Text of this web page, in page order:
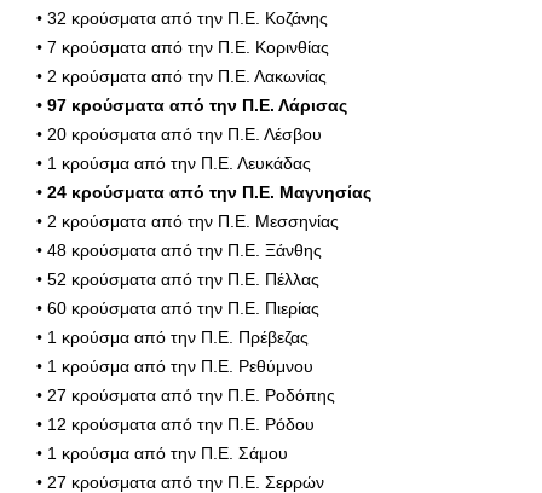
• 32 κρούσματα από την Π.Ε. Κοζάνης
• 7 κρούσματα από την Π.Ε. Κορινθίας
• 2 κρούσματα από την Π.Ε. Λακωνίας
• 97 κρούσματα από την Π.Ε. Λάρισας
• 20 κρούσματα από την Π.Ε. Λέσβου
• 1 κρούσμα από την Π.Ε. Λευκάδας
• 24 κρούσματα από την Π.Ε. Μαγνησίας
• 2 κρούσματα από την Π.Ε. Μεσσηνίας
• 48 κρούσματα από την Π.Ε. Ξάνθης
• 52 κρούσματα από την Π.Ε. Πέλλας
• 60 κρούσματα από την Π.Ε. Πιερίας
• 1 κρούσμα από την Π.Ε. Πρέβεζας
• 1 κρούσμα από την Π.Ε. Ρεθύμνου
• 27 κρούσματα από την Π.Ε. Ροδόπης
• 12 κρούσματα από την Π.Ε. Ρόδου
• 1 κρούσμα από την Π.Ε. Σάμου
• 27 κρούσματα από την Π.Ε. Σερρών